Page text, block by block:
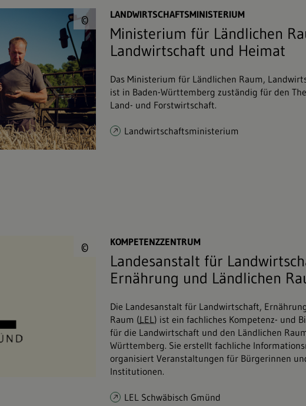
© ©LANDWIRTSCHAFTSMINISTERIUM
Ministerium für Ländlichen
Landwirtschaft und Heimat
Das Ministerium für Ländlichen Raum,
ist in Baden-Württemberg zuständig für den
Land- und Forstwirtschaft.
Landwirtschaftsministerium
© © Landesanstalt für
KOMPETENZZENTRUM
Landesanstalt für
Ernährung und Ländlichen
Die Landesanstalt für Landwirtschaft,
Raum (LEL) ist ein fachliches Kompetenz- und
für die Landwirtschaft und den Ländlichen
Württemberg. Sie erstellt fachliche
organisiert Veranstaltungen für Bürgerinnen
Institutionen.
LEL Schwäbisch Gmünd